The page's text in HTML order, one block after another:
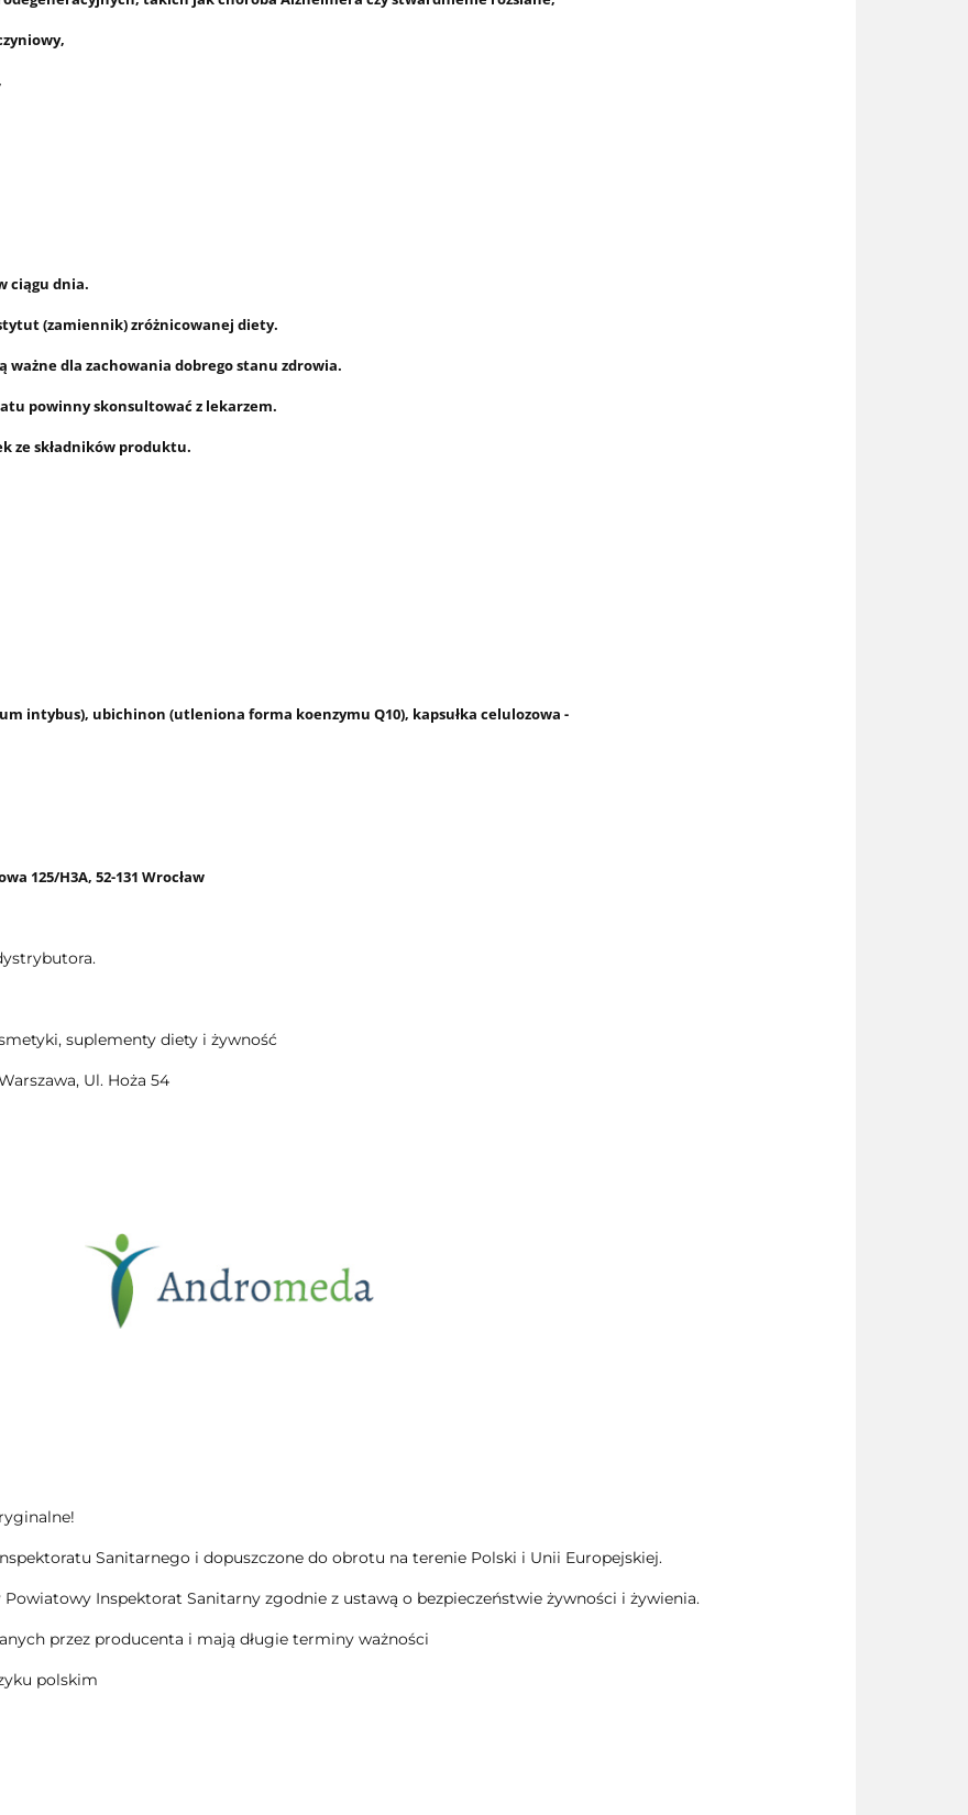
ciągu dnia.
(zamiennik) zróżnicowanej diety.
ważne dla zachowania dobrego stanu zdrowia.
powinny skonsultować z lekarzem.
ze składników produktu.
intybus), ubichinon (utleniona forma koenzymu Q10), kapsułka celulozowa -
125/H3A, 52-131 Wrocław
suplementy diety i żywność
Ul. Hoża 54
Sanitarnego i dopuszczone do obrotu na terenie Polski i Unii Europejskiej.
Inspektorat Sanitarny zgodnie z ustawą o bezpieczeństwie żywności i żywienia.
przez producenta i mają długie terminy ważności
polskim